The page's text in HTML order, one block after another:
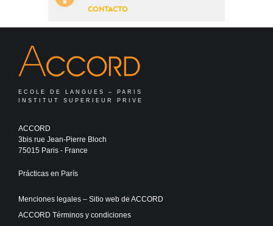
CONTACTO
ECOLE DE LANGUES – PARIS
INSTITUT SUPERIEUR PRIVE
ACCORD
3bis rue Jean-Pierre Bloch
75015 Paris - France
Prácticas en París
Menciones legales – Sitio web de ACCORD
ACCORD Términos y condiciones